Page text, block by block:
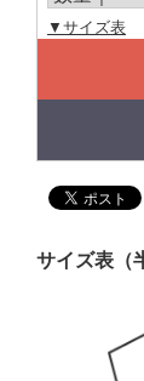
▼サイズ表
サイズ表（